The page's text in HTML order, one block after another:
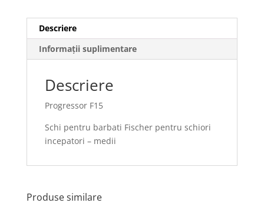
Descriere
Informații suplimentare
Descriere
Progressor F15
Schi pentru barbati Fischer pentru schiori
incepatori – medii
Produse similare